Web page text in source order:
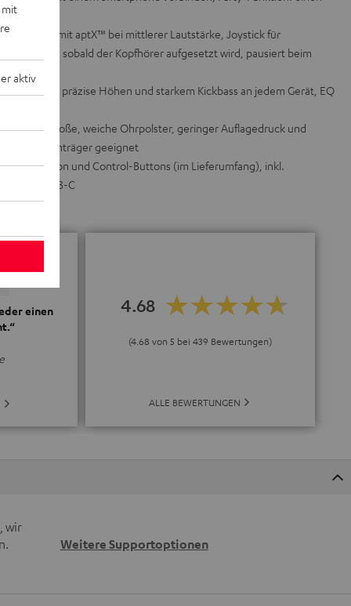
Stunden mit aptX™ bei mittlerer Lautstärke, Joystick für
spielt los, sobald der Kopfhörer aufgesetzt wird, pausiert beim
für präzise Höhen und starkem Kickbass an jedem Gerät, EQ
große, weiche Ohrpolster, geringer Auflagedruck und
Brillenträger geeignet
mit Mikrofon und Control-Buttons (im Lieferumfang), inkl.
über USB-C
einen
4.68
(4.68 von 5 bei 439 Bewertungen)
ALLE BEWERTUNGEN
wir
Weitere Supportoptionen
mit
aktiv